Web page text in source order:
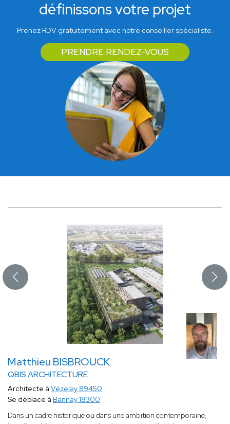
définissons votre projet
Prenez RDV gratuitement avec notre conseiller spécialiste.
PRENDRE RENDEZ-VOUS
Matthieu BISBROUCK
QBIS ARCHITECTURE
Architecte à Vézelay 89450
Se déplace à Bannay 18300
Dans un cadre historique ou dans une ambition contemporaine,